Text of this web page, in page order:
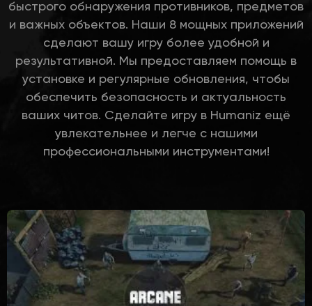
быстрого обнаружения противников, предметов
и важных объектов. Наши 8 мощных приложений
сделают вашу игру более удобной и
результативной. Мы предоставляем помощь в
установке и регулярные обновления, чтобы
обеспечить безопасность и актуальность
ваших читов. Сделайте игру в Humaniz ещё
увлекательнее и легче с нашими
профессиональными инструментами!